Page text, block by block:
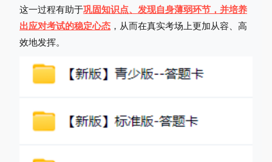
这一过程有助于巩固知识点、发现自身薄弱环节，并培养
出应对考试的稳定心态 ，从而在真实考场上更加从容、高
效地发挥。